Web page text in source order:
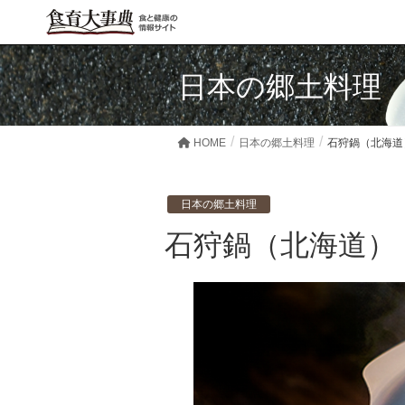
日本の郷土料理
HOME 日本の郷土料理 石狩鍋（北海
日本の郷土料理
石狩鍋（北海道）